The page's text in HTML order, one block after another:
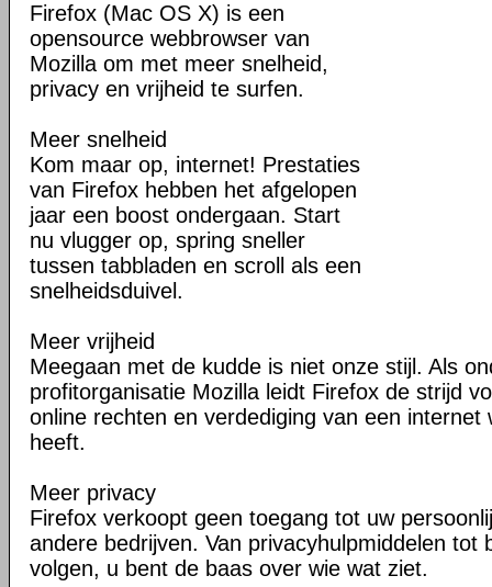
Firefox (Mac OS X) is een
opensource webbrowser van
Mozilla om met meer snelheid,
privacy en vrijheid te surfen.
Meer snelheid
Kom maar op, internet! Prestaties
van Firefox hebben het afgelopen
jaar een boost ondergaan. Start
nu vlugger op, spring sneller
tussen tabbladen en scroll als een
snelheidsduivel.
Meer vrijheid
Meegaan met de kudde is niet onze stijl. Als
profitorganisatie Mozilla leidt Firefox de strijd
online rechten en verdediging van een internet
heeft.
Meer privacy
Firefox verkoopt geen toegang tot uw
andere bedrijven. Van privacyhulpmiddelen tot
volgen, u bent de baas over wie wat ziet.